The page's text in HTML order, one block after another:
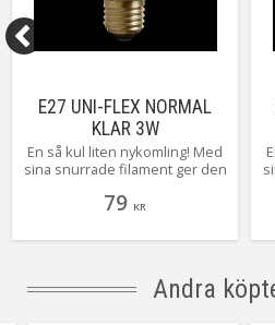
E27 UNI-FLEX NORMAL
KLAR 3W
En så kul liten nykomling! Med
sina snurrade filament ger den
och behagligt sken.
79 KR
Andra